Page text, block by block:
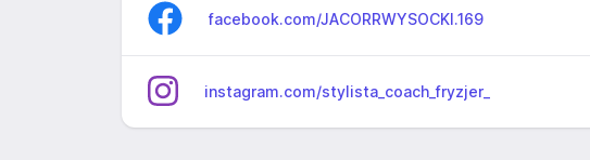
facebook.com/JACORRWYSOCKI.169
instagram.com/stylista_coach_fryzjer_